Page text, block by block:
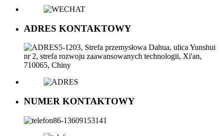
ADRES KONTAKTOWY
5-1203, Strefa przemysłowa Dahua, ulica Yunshui
nr 2, strefa rozwoju zaawansowanych technologii, Xi'an,
710065, Chiny
NUMER KONTAKTOWY
86-13609153141